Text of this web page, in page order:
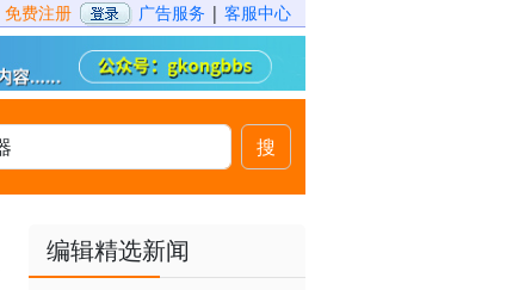
免费注册 广告服务 | 客服中心
搜
编辑精选新闻